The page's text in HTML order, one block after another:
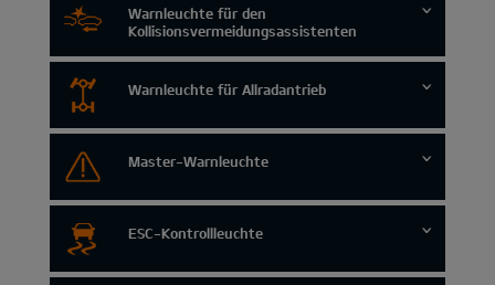
Warnleuchte für den
Kollisionsvermeidungsassistenten
Warnleuchte für Allradantrieb
Master-Warnleuchte
ESC-Kontrollleuchte